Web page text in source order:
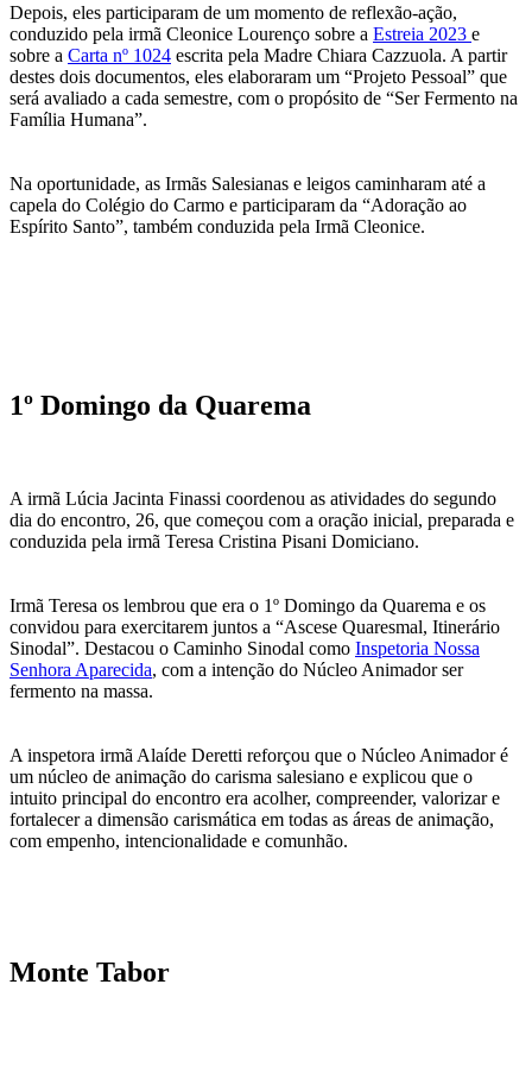
Depois, eles participaram de um momento de reflexão-ação,
conduzido pela irmã Cleonice Lourenço sobre a Estreia 2023 e
sobre a Carta nº 1024 escrita pela Madre Chiara Cazzuola. A partir
destes dois documentos, eles elaboraram um “Projeto Pessoal” que
será avaliado a cada semestre, com o propósito de “Ser Fermento na
Família Humana”.
Na oportunidade, as Irmãs Salesianas e leigos caminharam até a
capela do Colégio do Carmo e participaram da “Adoração ao
Espírito Santo”, também conduzida pela Irmã Cleonice.
1º Domingo da Quarema
A irmã Lúcia Jacinta Finassi coordenou as atividades do segundo
dia do encontro, 26, que começou com a oração inicial, preparada e
conduzida pela irmã Teresa Cristina Pisani Domiciano.
Irmã Teresa os lembrou que era o 1º Domingo da Quarema e os
convidou para exercitarem juntos a “Ascese Quaresmal, Itinerário
Sinodal”. Destacou o Caminho Sinodal como Inspetoria Nossa
Senhora Aparecida, com a intenção do Núcleo Animador ser
fermento na massa.
A inspetora irmã Alaíde Deretti reforçou que o Núcleo Animador é
um núcleo de animação do carisma salesiano e explicou que o
intuito principal do encontro era acolher, compreender, valorizar e
fortalecer a dimensão carismática em todas as áreas de animação,
com empenho, intencionalidade e comunhão.
Monte Tabor